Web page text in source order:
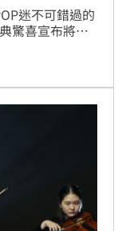
迷不可錯過的
驚喜宣布將於
落台北。